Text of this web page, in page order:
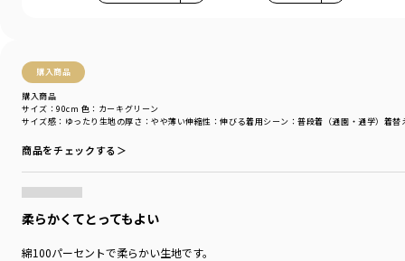
購入商品
購入商品
サイズ感 ：ゆったり 生地の厚さ ：やや薄い伸縮性 ：伸びる着用シーン ：普段着（通園・通学） 着替
サイズ：90cm 色：カーキグリーン
商品をチェックする＞
柔らかくてとってもよい
綿100パーセントで柔らかい生地です。
サイズ：サイズ110
ブランド ／
シーズン
／アウトレット
カラー
／
性別タイプ
／BOY
対象イベント